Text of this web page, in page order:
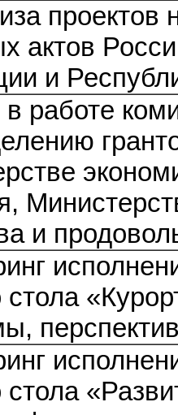
проектов
актов
и
в работе
и
стола
стола